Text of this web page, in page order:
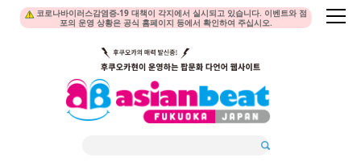
코로나바이러스감염증-19 대책이 각지에서 실시되고 있습니다. 이벤트와 점
포의 운영 상황은 공식 홈페이지 등에서 확인하여 주십시오.